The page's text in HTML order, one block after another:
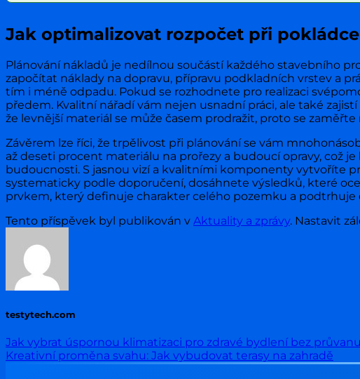
Jak optimalizovat rozpočet při pokládce
Plánování nákladů je nedílnou součástí každého stavebního
započítat náklady na dopravu, přípravu podkladních vrstev a
tím i méně odpadu. Pokud se rozhodnete pro realizaci
předem. Kvalitní nářadí vám nejen usnadní práci, ale také
že levnější materiál se může časem prodražit, proto se
Závěrem lze říci, že trpělivost při plánování se vám
až deseti procent materiálu na prořezy a budoucí opravy, což
budoucnosti. S jasnou vizí a kvalitními komponenty vytvoříte
systematicky podle doporučení, dosáhnete výsledků, které
prvkem, který definuje charakter celého pozemku a
Tento příspěvek byl publikován v Aktuality a zprávy. Nastavit
testytech.com
Jak vybrat úspornou klimatizaci pro zdravé bydlení bez průvanu
Kreativní proměna svahu: Jak vybudovat terasy na zahradě